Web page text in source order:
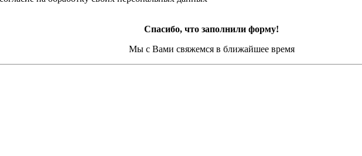
Спасибо, что заполнили форму!
Мы с Вами свяжемся в ближайшее время